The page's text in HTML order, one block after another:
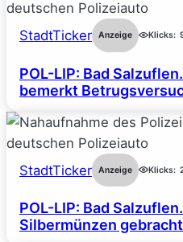
StadtTicker Anzeige Klicks:
POL-LIP: Bad
bemerkt
StadtTicker Anzeige Klicks:
POL-LIP: Bad
Silbermünzen